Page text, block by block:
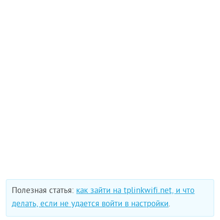
Полезная статья:как зайти на tplinkwifi.net, и что
делать, если не удается войти в настройки.